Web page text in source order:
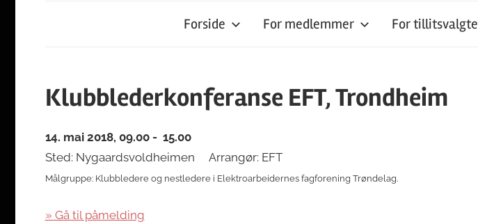
Forside For medlemmer For tillitsvalgte
Klubblederkonferanse EFT, Trondheim
14. mai 2018, 09.00 - 15.00
Sted: Nygaardsvoldheimen
Arrangør: EFT
Målgruppe: Klubbledere og nestledere i Elektroarbeidernes fagforening Trøndelag.
» Gå til påmelding